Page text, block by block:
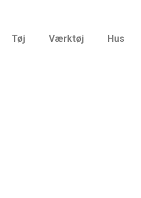
Tøj Værktøj Hus